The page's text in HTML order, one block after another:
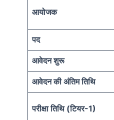
आयोजक
पद
आवेदन शुरू
आवेदन की अंतिम तिथि
परीक्षा तिथि (टियर-1)